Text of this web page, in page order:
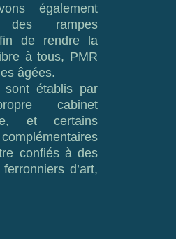
également
des rampes
de rendre la
à tous, PMR
âgées.
sont établis par
cabinet
et certains
confiés à des
d’art,